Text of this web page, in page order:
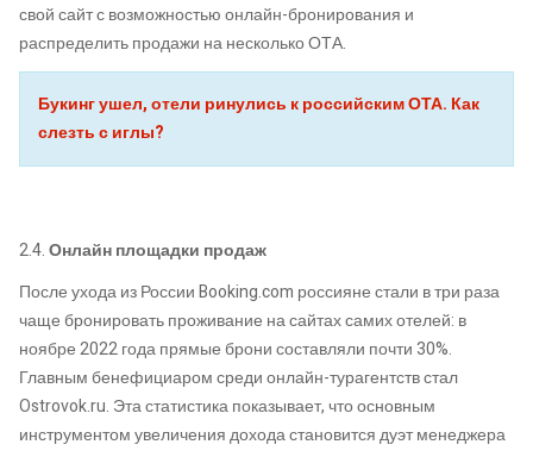
свой сайт с возможностью онлайн-бронирования и
распределить продажи на несколько ОТА.
Букинг ушел, отели ринулись к российским ОТА. Как
слезть с иглы?
2.4.Онлайн площадки продаж
После ухода из России Booking.com россияне стали в три раза
чаще бронировать проживание на сайтах самих отелей: в
ноябре 2022 года прямые брони составляли почти 30%.
Главным бенефициаром среди онлайн-турагентств стал
Ostrovok.ru. Эта статистика показывает, что основным
инструментом увеличения дохода становится дуэт менеджера